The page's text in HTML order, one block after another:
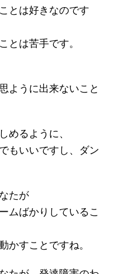
とは好きなのです
とは苦手です。
ように出来ないこと
めるように、
もいいですし、ダン
たが
ムばかりしているこ
かすことですね。